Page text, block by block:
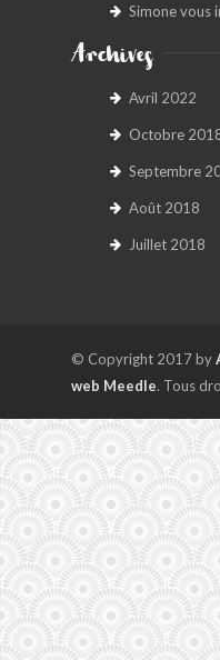
Simone vous
Archives
Avril 2022
Octobre
Septembre
Août 2018
Juillet 2018
© Copyright 2017 by
web Meedle. Tous